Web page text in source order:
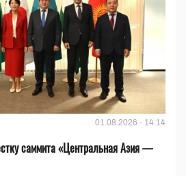
01.08.2026 - 14:14
саммита «Центральная Азия —